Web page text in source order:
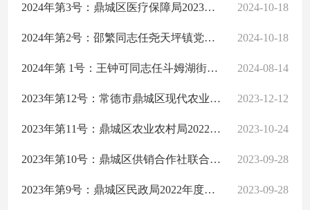
2024年第3号：鼎城区医疗保障局2023年度预算执行和其他财政收支情况的审计结果公告 2024-10-18
2024年第2号：邵繁同志任尧天坪镇党委书记期间经济责任履行情况审计结果公示 2024-10-18
2024年第 1号：王钟可同志任斗姆湖街道办事处党委书记期间经济责任履行情况审计结果公告 2024-08-14
2023年第12号：常德市鼎城区现代农业农垦投资开发有限公司2020年至2021年度资产、负债及损益情况的审计结果公告 2023-12-12
2023年第11号：鼎城区农业农村局2022年度预算执行情况和其他财政收支情况审计结果公告 2023-10-24
2023年第10号：鼎城区供销合作社联合社2020年至2022年财务收支情况审计结果公告 2023-09-28
2023年第9号：鼎城区民政局2022年度预算执行和其他财政收支情况的审计结果公告 2023-09-28